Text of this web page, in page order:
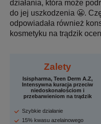
działania, która może
do jej uszkodzenia 😬.
odpowiadała również
kosmetyku na trądzik
Zalety
Isispharma, Teen Derm A.Z,
Intensywna kuracja przeciw
niedoskonałościom i
przebarwieniom na trądzik
Szybkie działanie
15% kwasu azelainowego